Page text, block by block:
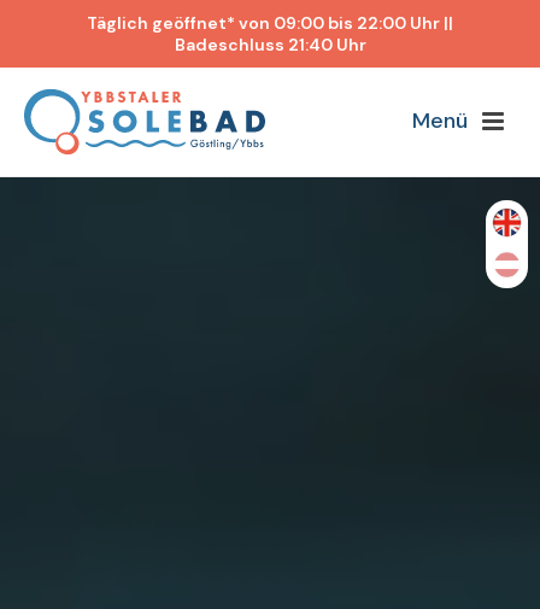
Täglich geöffnet* von 09:00 bis 22:00 Uhr ||
Badeschluss 21:40 Uhr